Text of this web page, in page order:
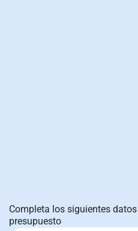
Completa los siguientes
presupuesto